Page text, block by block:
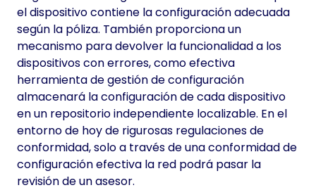
el dispositivo contiene la configuración adecuada
según la póliza. También proporciona un
mecanismo para devolver la funcionalidad a los
dispositivos con errores, como efectiva
herramienta de gestión de configuración
almacenará la configuración de cada dispositivo
en un repositorio independiente localizable. En el
entorno de hoy de rigurosas regulaciones de
conformidad, solo a través de una conformidad de
configuración efectiva la red podrá pasar la
revisión de un asesor.